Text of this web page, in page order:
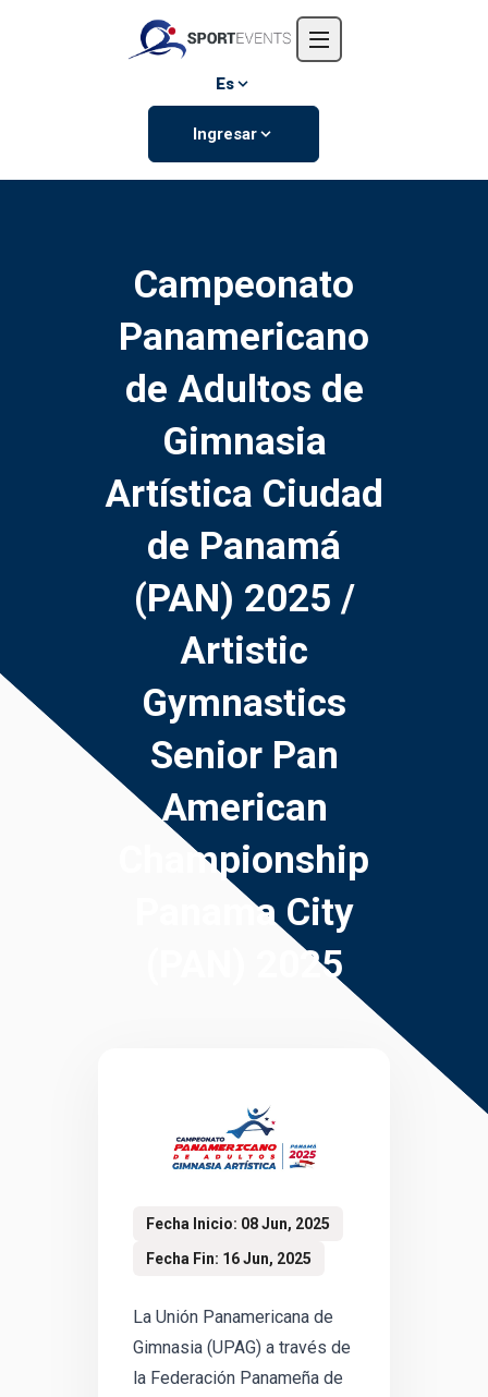
Eventos
Es
Ingresar
Campeonato
Panamericano
de Adultos de
Gimnasia
Artística Ciudad
de Panamá
(PAN) 2025 /
Artistic
Gymnastics
Senior Pan
American
Championship
Panama City
(PAN) 2025
Fecha Inicio: 08 Jun, 2025
Fecha Fin: 16 Jun, 2025
La Unión Panamericana de
Gimnasia (UPAG) a través de
la Federación Panameña de